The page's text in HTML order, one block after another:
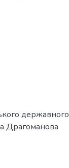
державного
Драгоманова